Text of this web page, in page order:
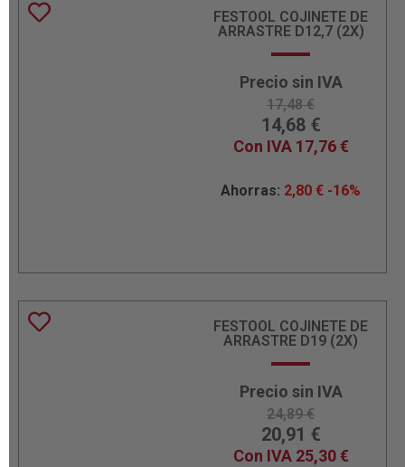
FESTOOL COJINETE DE
ARRASTRE D12,7 (2X)
Precio sin IVA
17,48€
14,68 €
Con IVA 17,76€
Ahorras: 2,80 € -16%
FESTOOL COJINETE DE
ARRASTRE D19 (2X)
Precio sin IVA
24,89€
20,91 €
Con IVA 25,30€